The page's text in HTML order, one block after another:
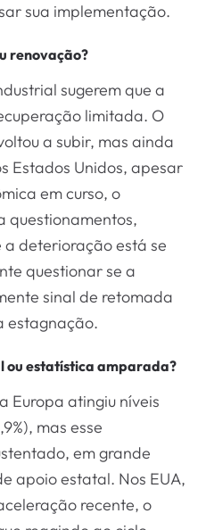
sua implementação.
renovação?
sugerem que a
limitada. O
a subir, mas ainda
Estados Unidos, apesar
em curso, o
questionamentos,
deterioração está se
questionar se a
sinal de retomada
estagnação.
ou estatística amparada?
Europa atingiu níveis
mas esse
em grande
apoio estatal. Nos EUA,
recente, o